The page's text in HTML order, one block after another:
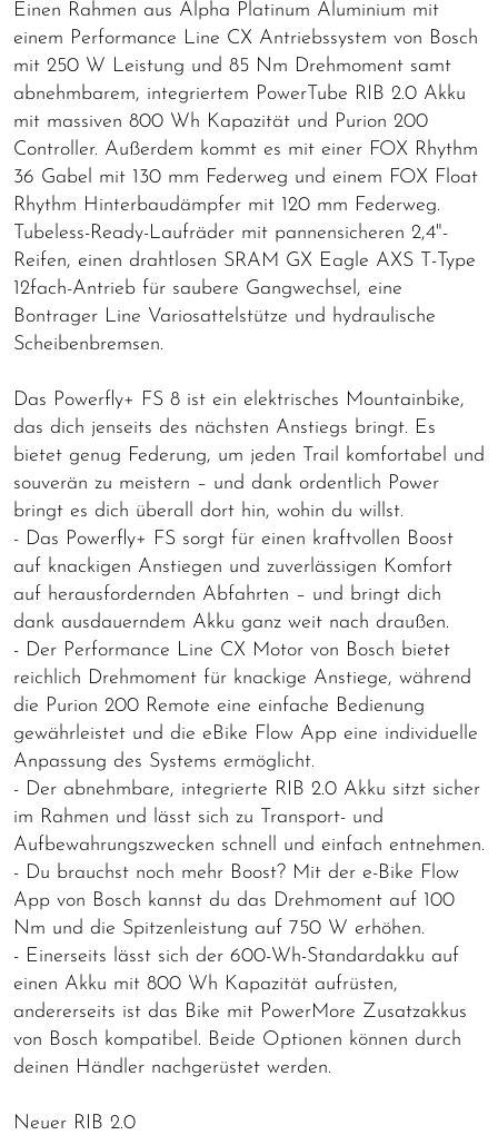
Einen Rahmen aus Alpha Platinum Aluminium mit
einem Performance Line CX Antriebssystem von Bosch
mit 250 W Leistung und 85 Nm Drehmoment samt
abnehmbarem, integriertem PowerTube RIB 2.0 Akku
mit massiven 800 Wh Kapazität und Purion 200
Controller. Außerdem kommt es mit einer FOX Rhythm
36 Gabel mit 130 mm Federweg und einem FOX Float
Rhythm Hinterbaudämpfer mit 120 mm Federweg.
Tubeless-Ready-Laufräder mit pannensicheren 2,4"-
Reifen, einen drahtlosen SRAM GX Eagle AXS T-Type
12fach-Antrieb für saubere Gangwechsel, eine
Bontrager Line Variosattelstütze und hydraulische
Scheibenbremsen.
Das Powerfly+ FS 8 ist ein elektrisches Mountainbike,
das dich jenseits des nächsten Anstiegs bringt. Es
bietet genug Federung, um jeden Trail komfortabel und
souverän zu meistern – und dank ordentlich Power
bringt es dich überall dort hin, wohin du willst.
- Das Powerfly+ FS sorgt für einen kraftvollen Boost
auf knackigen Anstiegen und zuverlässigen Komfort
auf herausfordernden Abfahrten – und bringt dich
dank ausdauerndem Akku ganz weit nach draußen.
- Der Performance Line CX Motor von Bosch bietet
reichlich Drehmoment für knackige Anstiege, während
die Purion 200 Remote eine einfache Bedienung
gewährleistet und die eBike Flow App eine individuelle
Anpassung des Systems ermöglicht.
- Der abnehmbare, integrierte RIB 2.0 Akku sitzt sicher
im Rahmen und lässt sich zu Transport- und
Aufbewahrungszwecken schnell und einfach entnehmen.
- Du brauchst noch mehr Boost? Mit der e-Bike Flow
App von Bosch kannst du das Drehmoment auf 100
Nm und die Spitzenleistung auf 750 W erhöhen.
- Einerseits lässt sich der 600-Wh-Standardakku auf
einen Akku mit 800 Wh Kapazität aufrüsten,
andererseits ist das Bike mit PowerMore Zusatzakkus
von Bosch kompatibel. Beide Optionen können durch
deinen Händler nachgerüstet werden.
Neuer RIB 2.0